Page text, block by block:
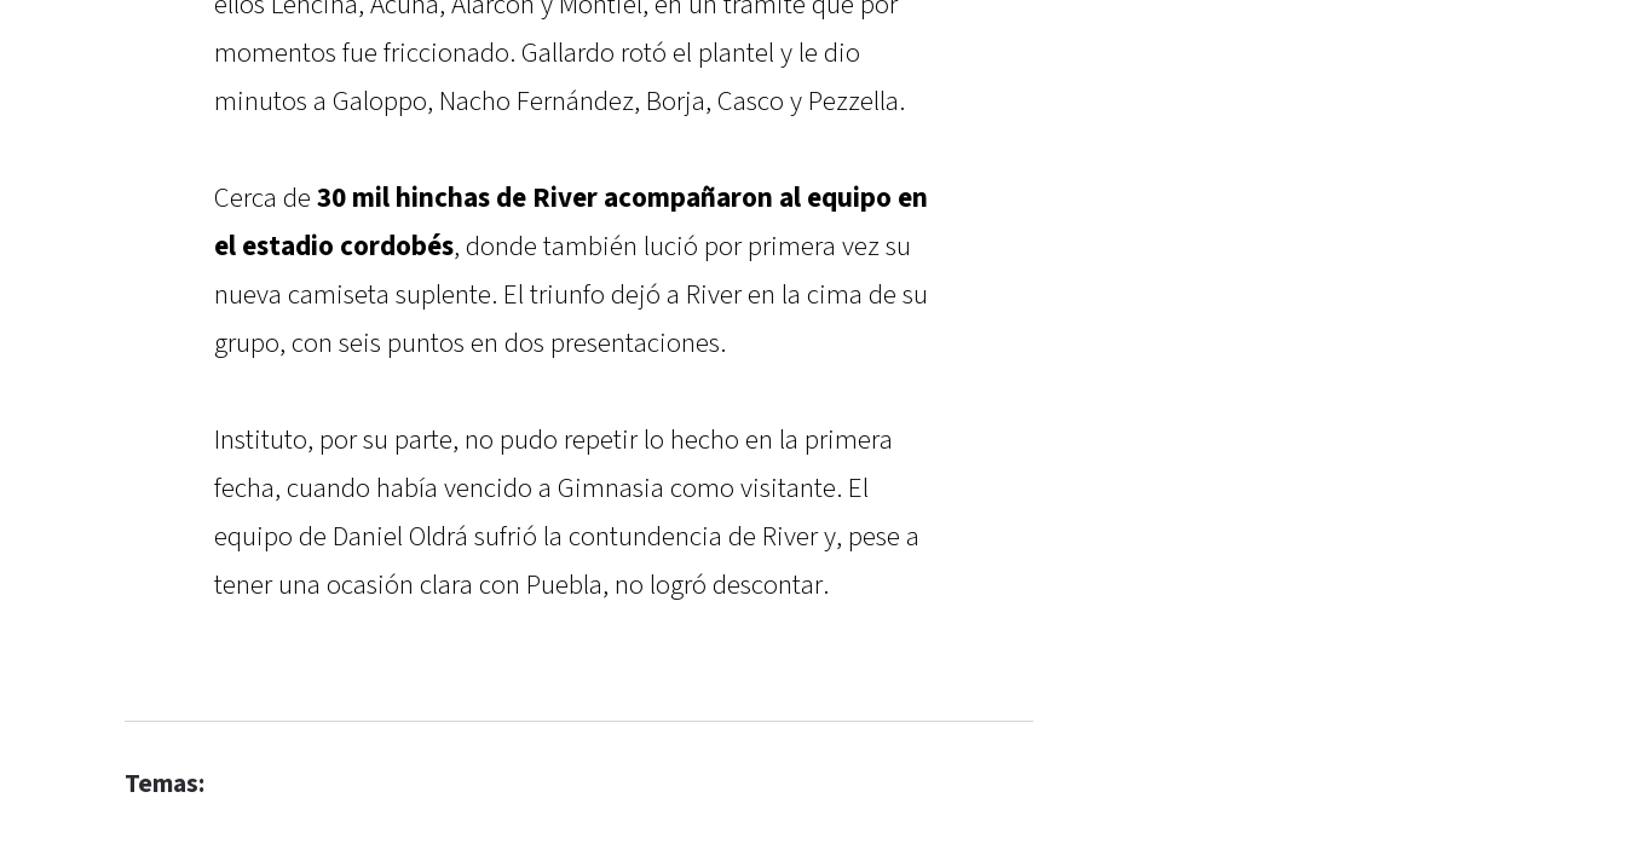
momentos fue friccionado. Gallardo rotó el plantel y le dio
minutos a Galoppo, Nacho Fernández, Borja, Casco y Pezzella.
Cerca de 30 mil hinchas de River acompañaron al equipo en
el estadio cordobés, donde también lució por primera vez su
nueva camiseta suplente. El triunfo dejó a River en la cima de su
grupo, con seis puntos en dos presentaciones.
Instituto, por su parte, no pudo repetir lo hecho en la primera
fecha, cuando había vencido a Gimnasia como visitante. El
equipo de Daniel Oldrá sufrió la contundencia de River y, pese a
tener una ocasión clara con Puebla, no logró descontar.
Temas: